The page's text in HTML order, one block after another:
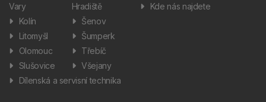
Vary
Kolín
Litomyšl
Olomouc
Slušovice
Hradiště
Šenov
Šumperk
Třebíč
Všejany
Dílenská a servisní technika
Kde nás najdete